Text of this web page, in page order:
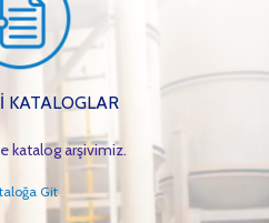
KATALOGLAR
katalog arşivimiz.
Git